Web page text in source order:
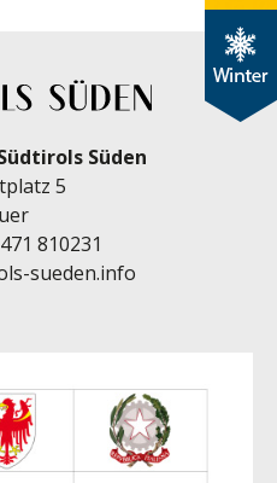
Süden
5
810231
sueden.info